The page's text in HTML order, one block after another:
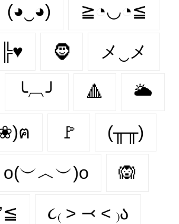
(◕‿◕) ≧◔◡◔≦
🧔‍ メ‿メ
╰︹╯ 🔺 🌥️
ฅ 🚩 (╥╥)
o(︶︿︶)o 🙉
૮₍ ˃ ⤙ ˂ ₎ა